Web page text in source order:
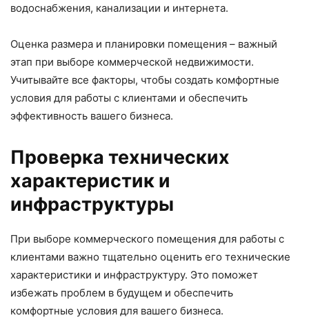
водоснабжения, канализации и интернета.
Оценка размера и планировки помещения – важный
этап при выборе коммерческой недвижимости.
Учитывайте все факторы, чтобы создать комфортные
условия для работы с клиентами и обеспечить
эффективность вашего бизнеса.
Проверка технических
характеристик и
инфраструктуры
При выборе коммерческого помещения для работы с
клиентами важно тщательно оценить его технические
характеристики и инфраструктуру. Это поможет
избежать проблем в будущем и обеспечить
комфортные условия для вашего бизнеса.